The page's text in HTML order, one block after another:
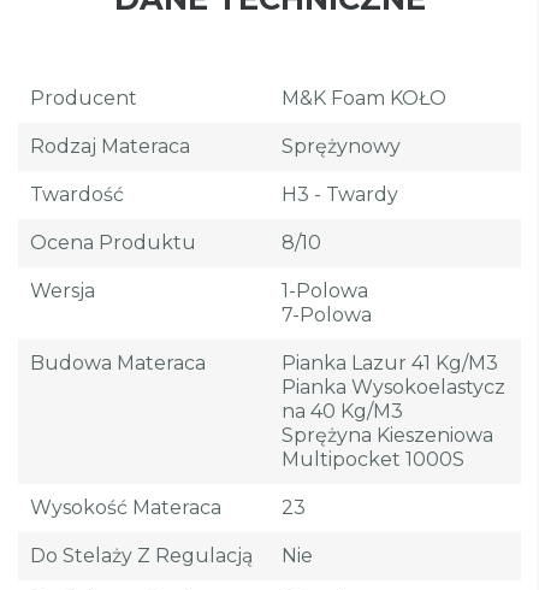
Producent M&K Foam KOŁO
Rodzaj Materaca Sprężynowy
Twardość H3 - Twardy
Ocena Produktu 8/10
Wersja
1-Polowa
7-Polowa
Budowa Materaca
Pianka Lazur 41 Kg/m3
Pianka Wysokoelastycz
Na 40 Kg/m3
Sprężyna Kieszeniowa
Multipocket 1000S
Wysokość Materaca 23
Do Stelaży Z Regulacją Nie